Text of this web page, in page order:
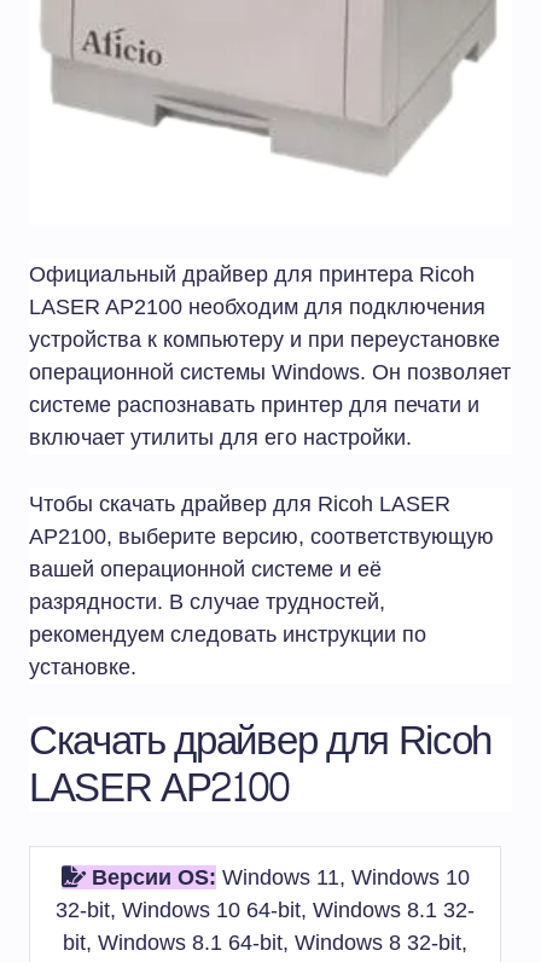
Официальный драйвер для принтера Ricoh
LASER AP2100 необходим для подключения
устройства к компьютеру и при переустановке
операционной системы Windows. Он позволяет
системе распознавать принтер для печати и
включает утилиты для его настройки.
Чтобы скачать драйвер для Ricoh LASER
AP2100, выберите версию, соответствующую
вашей операционной системе и её
разрядности. В случае трудностей,
рекомендуем следовать инструкции по
установке.
Скачать драйвер для Ricoh
LASER AP2100
Версии OS: Windows 11, Windows 10
32-bit, Windows 10 64-bit, Windows 8.1 32-
bit, Windows 8.1 64-bit, Windows 8 32-bit,